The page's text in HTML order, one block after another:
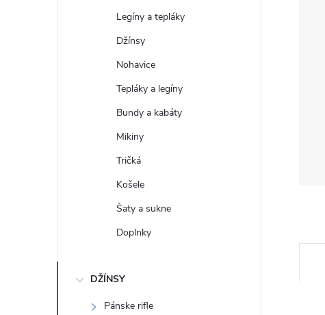
Legíny a tepláky
Džínsy
Nohavice
Tepláky a legíny
Bundy a kabáty
Mikiny
Tričká
Košele
Šaty a sukne
Doplnky
DŽÍNSY
Pánske rifle